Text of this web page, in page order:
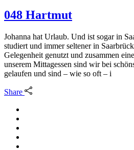
048 Hartmut
Johanna hat Urlaub. Und ist sogar in
studiert und immer seltener in
Gelegenheit genutzt und zusammen
unserem Mittagessen sind wir bei
gelaufen und sind – wie so oft – i
Share